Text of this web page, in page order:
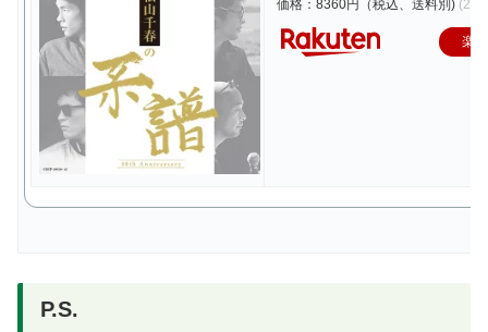
価格：8360円（税込、送料別)
楽
P.S.